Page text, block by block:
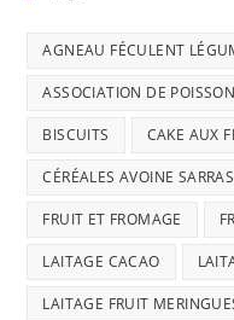
AGNEAU FÉCULENT
ASSOCIATION DE
BISCUITS CAKE AUX
CÉRÉALES AVOINE
FRUIT ET FROMAGE
LAITAGE CACAO
LAITAGE FRUIT